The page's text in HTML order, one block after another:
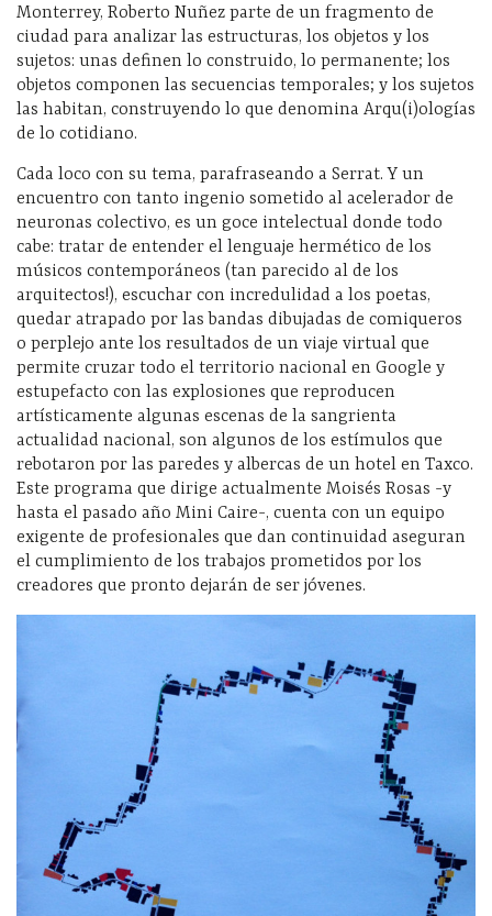
Monterrey, Roberto Nuñez parte de un fragmento de
ciudad para analizar las estructuras, los objetos y los
sujetos: unas definen lo construido, lo permanente; los
objetos componen las secuencias temporales; y los sujetos
las habitan, construyendo lo que denomina Arqu(i)ologías
de lo cotidiano.
Cada loco con su tema, parafraseando a Serrat. Y un
encuentro con tanto ingenio sometido al acelerador de
neuronas colectivo, es un goce intelectual donde todo
cabe: tratar de entender el lenguaje hermético de los
músicos contemporáneos (tan parecido al de los
arquitectos!), escuchar con incredulidad a los poetas,
quedar atrapado por las bandas dibujadas de comiqueros
o perplejo ante los resultados de un viaje virtual que
permite cruzar todo el territorio nacional en Google y
estupefacto con las explosiones que reproducen
artísticamente algunas escenas de la sangrienta
actualidad nacional, son algunos de los estímulos que
rebotaron por las paredes y albercas de un hotel en Taxco.
Este programa que dirige actualmente Moisés Rosas -y
hasta el pasado año Mini Caire-, cuenta con un equipo
exigente de profesionales que dan continuidad aseguran
el cumplimiento de los trabajos prometidos por los
creadores que pronto dejarán de ser jóvenes.